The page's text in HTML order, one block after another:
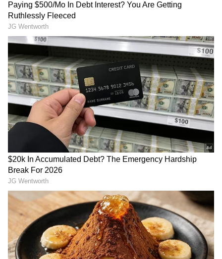
ಎಸೆತಗಳಲ್ಲಿ ಇಂಗ್ಲೆಂಡ್‌ಗೆ 58 ರನ್ ಬೇಕಿತ್ತು, ಭಾರತದ ಕೈ
ಮೇಲಿತ್ತು. ಈ ಓವರ್‌ನಲ್ಲಿ ಬಿಷ್ಣೋಯ್ ಬರೊಬ್ಬರಿ 29 ರನ್
ಬಿಟ್ಟುಕೊಟ್ಟರು. ಜೇಕಬ್ ಬೆಥೆಲ್ ಸತತ ಮೂರು ಸಿಕ್ಸರ್
ಸಿಡಿಸಿದರು. ಜೊತೆಗೆ ಎರಡು ನೋ-ಬಾಲ್‌ಗಳು ಮತ್ತು ಫ್ರೀ-
ಹಿಟ್‌ಗಳು ಇಂಗ್ಲೆಂಡ್ ಪಾಲಿಗೆ ವರದಾನವಾಗಿ ಪಂದ್ಯದ ದಿಕ್ಕನ್ನೇ
ಬದಲಿಸಿದವು.